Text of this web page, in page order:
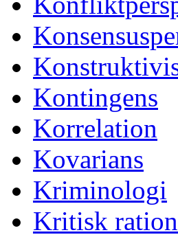
Kontingens
Korrelation
Kovarians
Kriminologi
Kritisk